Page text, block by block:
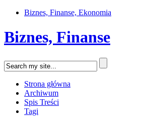
Biznes, Finanse, Ekonomia
Biznes, Finanse
Strona główna
Archiwum
Spis Treści
Tagi